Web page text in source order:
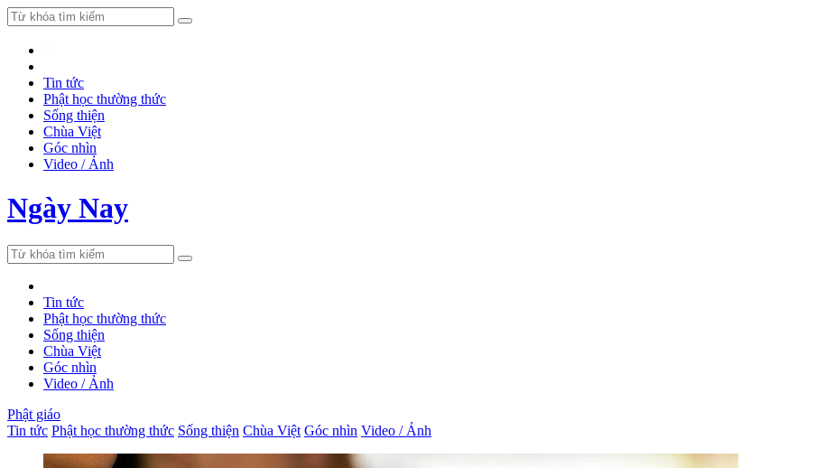
Tin tức
Phật học thường thức
Sống thiện
Chùa Việt
Góc nhìn
Video / Ảnh
Ngày Nay
Tin tức
Phật học thường thức
Sống thiện
Chùa Việt
Góc nhìn
Video / Ảnh
Phật giáo
Tin tức Phật học thường thức Sống thiện Chùa Việt Góc nhìn Video / Ảnh